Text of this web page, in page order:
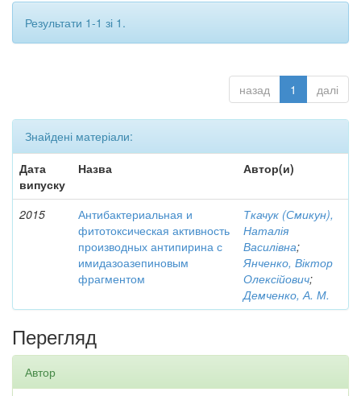
Результати 1-1 зі 1.
назад 1 далі
Знайдені матеріали:
Дата
випуску
Назва Автор(и)
2015
Антибактериальная и
фитотоксическая активность
производных антипирина с
имидазоазепиновым
фрагментом
Ткачук (Смикун),
Наталія
Василівна;
Янченко, Віктор
Олексійович;
Демченко, А. М.
Перегляд
Автор